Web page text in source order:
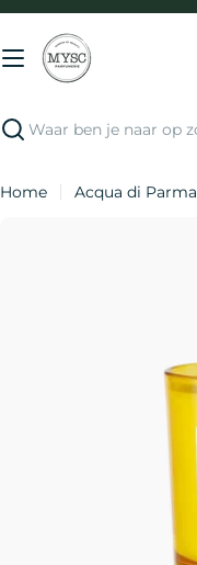
Direct
inhoud
Zoeken
Home Acqua di Parma